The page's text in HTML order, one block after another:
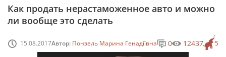
Как продать нерастаможенное авто и можно
ли вообще это сделать
15.08.2017Автор: Понзель Марина Генадіївна 5
0 12437